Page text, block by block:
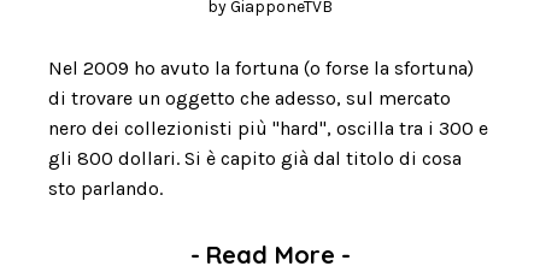
byGiapponeTVB
Nel 2009 ho avuto la fortuna (o forse la sfortuna)
di trovare un oggetto che adesso, sul mercato
nero dei collezionisti più "hard", oscilla tra i 300 e
gli 800 dollari. Si è capito già dal titolo di cosa
sto parlando.
- Read More -